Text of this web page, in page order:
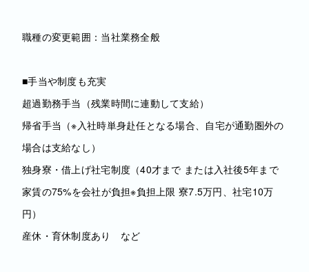
職種の変更範囲：当社業務全般
■手当や制度も充実
超過勤務手当（残業時間に連動して支給）
帰省手当（※入社時単身赴任となる場合、自宅が通勤圏外の
場合は支給なし）
独身寮・借上げ社宅制度（40才まで または入社後5年まで
家賃の75%を会社が負担※負担上限 寮7.5万円、社宅10万
円）
産休・育休制度あり など